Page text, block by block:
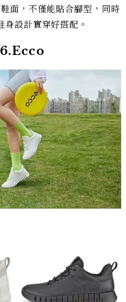
面，不僅能貼合腳型，同時
身設計實穿好搭配。
6.Ecco